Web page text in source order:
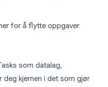
for å flytte oppgaver
som datalag,
deg kjernen i det som gjør